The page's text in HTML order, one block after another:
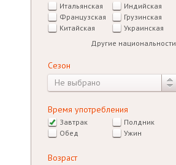
Итальянская
Индийская
Французская
Грузинская
Китайская
Украинская
Другие национальности
Сезон
Не выбрано
Время употребления
Завтрак
Полдник
Обед
Ужин
Возраст